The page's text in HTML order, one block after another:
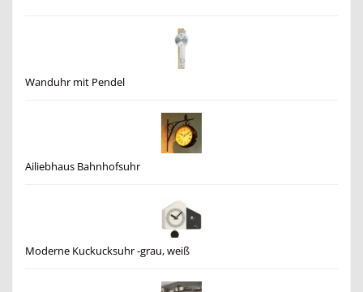
Wanduhr mit Pendel
Ailiebhaus Bahnhofsuhr
Moderne Kuckucksuhr -grau, weiß